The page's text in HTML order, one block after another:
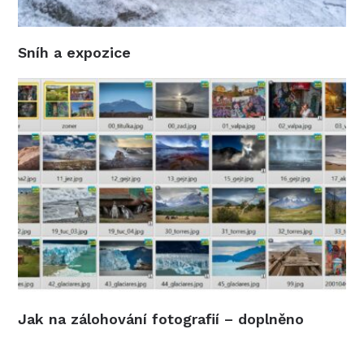
Sníh a expozice
Jak na zálohování fotografií – doplněno